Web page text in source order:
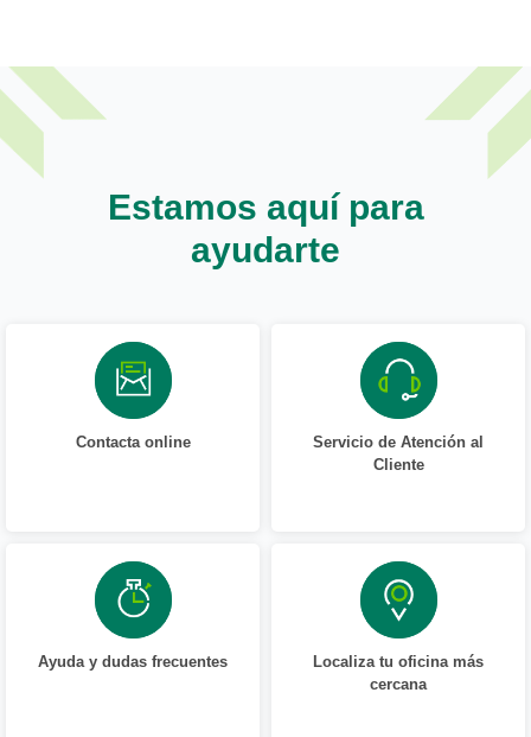
Estamos aquí para
ayudarte
Contacta online
Servicio de Atención al
Cliente
Ayuda y dudas frecuentes
Localiza tu oficina más
cercana